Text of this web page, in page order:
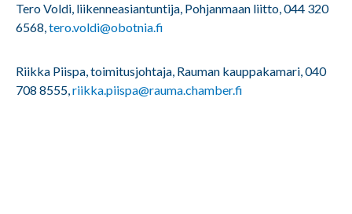
Tero Voldi, liikenneasiantuntija, Pohjanmaan liitto, 044 320
6568,tero.voldi@obotnia.fi
Riikka Piispa, toimitusjohtaja, Rauman kauppakamari, 040
708 8555,riikka.piispa@rauma.chamber.fi